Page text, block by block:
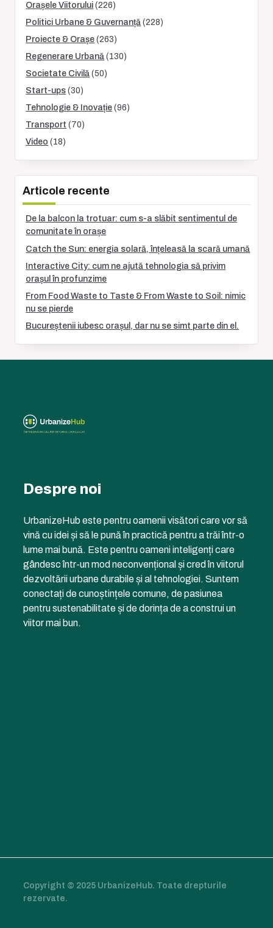
Orașele Viitorului (226)
Politici Urbane & Guvernanță (228)
Proiecte & Orașe (263)
Regenerare Urbană (130)
Societate Civilă (50)
Start-ups (30)
Tehnologie & Inovație (96)
Transport (70)
Video (18)
Articole recente
De la balcon la trotuar: cum s-a slăbit sentimentul de
comunitate în orașe
Catch the Sun: energia solară, înțeleasă la scară umană
Interactive City: cum ne ajută tehnologia să privim
orașul în profunzime
From Food Waste to Taste & From Waste to Soil: nimic
nu se pierde
Bucureștenii iubesc orașul, dar nu se simt parte din el.
Despre noi
UrbanizeHub este pentru oamenii visători care vor să
vină cu idei și să le pună în practică pentru a trăi într-o
lume mai bună. Este pentru oameni inteligenți care
gândesc într-un mod neconvențional și cred în viitorul
dezvoltării urbane durabile și al tehnologiei. Suntem
conectați de cunoștințele comune, de pasiunea
pentru sustenabilitate și de dorința de a construi un
viitor mai bun.
Copyright © 2025 UrbanizeHub. Toate drepturile
rezervate.